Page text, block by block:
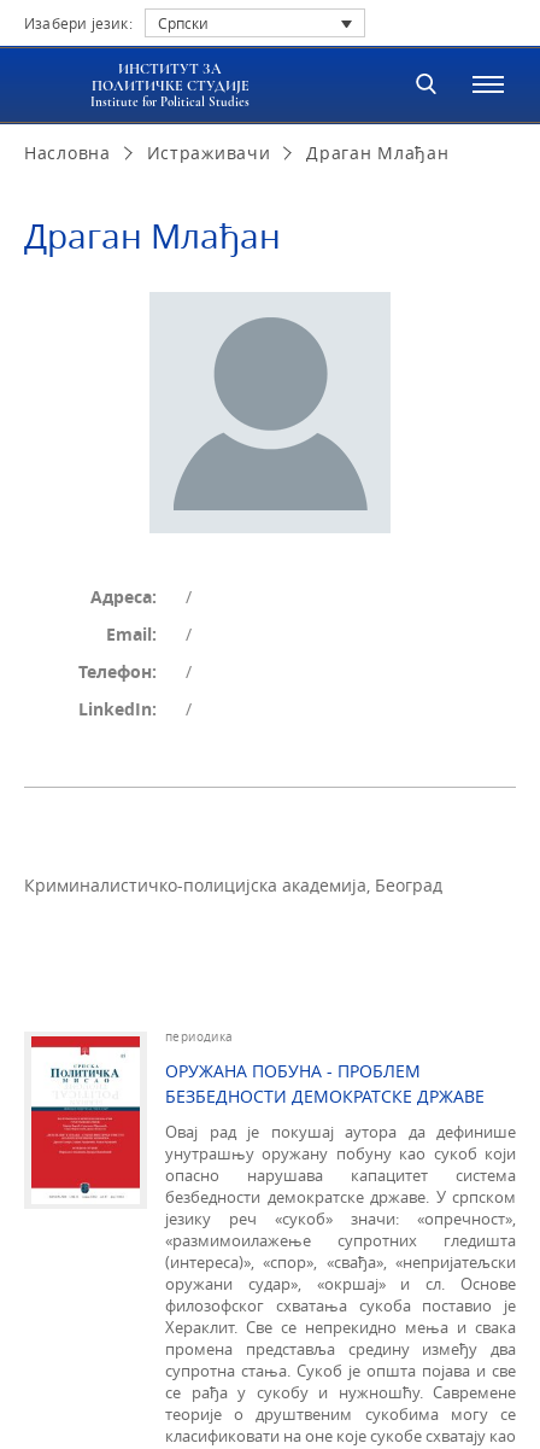
Изабери језик: Српски
ИНСТИТУТ ЗА
ПОЛИТИЧКЕ СТУДИЈЕ
Institute for Political Studies
Насловна Истраживачи Драган Млађан
Драган Млађан
Адреса:
/
Email:
/
Телефон:
/
LinkedIn:
/
Криминалистичко-полицијска академија, Београд
периодика
ОРУЖАНА ПОБУНА - ПРОБЛЕМ
БЕЗБЕДНОСТИ ДЕМОКРАТСКЕ ДРЖАВЕ
Овај рад је покушај аутора да дефинише
унутрашњу оружану побуну као сукоб који
опасно нарушава капацитет система
безбедности демократске државе. У српском
језику реч «сукоб» значи: «опречност»,
«размимоилажење супротних гледишта
(интереса)», «спор», «свађа», «непријатељски
оружани судар», «окршај» и сл. Основе
филозофског схватања сукоба поставио је
Хераклит. Све се непрекидно мења и свака
промена представља средину између два
супротна стања. Сукоб је општа појава и све
се рађа у сукобу и нужношћу. Савремене
теорије о друштвеним сукобима могу се
класификовати на оне које сукобе схватају као